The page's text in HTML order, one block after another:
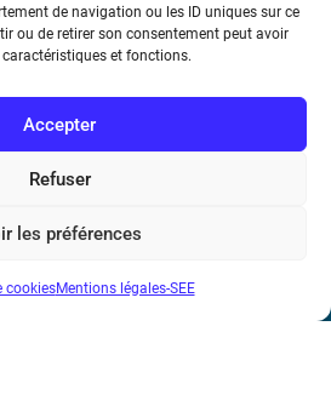
de navigation ou les ID uniques sur ce
ou de retirer son consentement peut avoir
et fonctions.
Accepter
Refuser
les préférences
cookiesMentions légales-SEE
l’Electronique et des Technologies
75116 Paris
6 et « Iéna » Ligne 9
90 37 17
Code APE : 9412Z TVA intra-